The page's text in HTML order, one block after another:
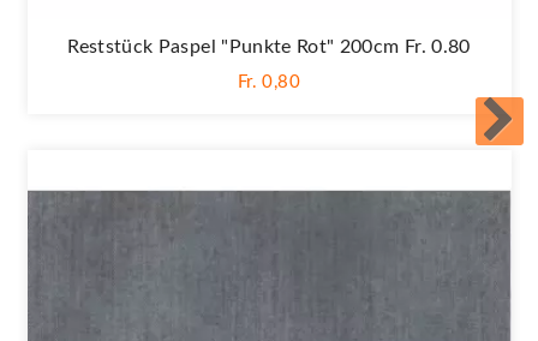
Reststück Paspel "Punkte Rot" 200cm Fr. 0.80
Fr. 0,80